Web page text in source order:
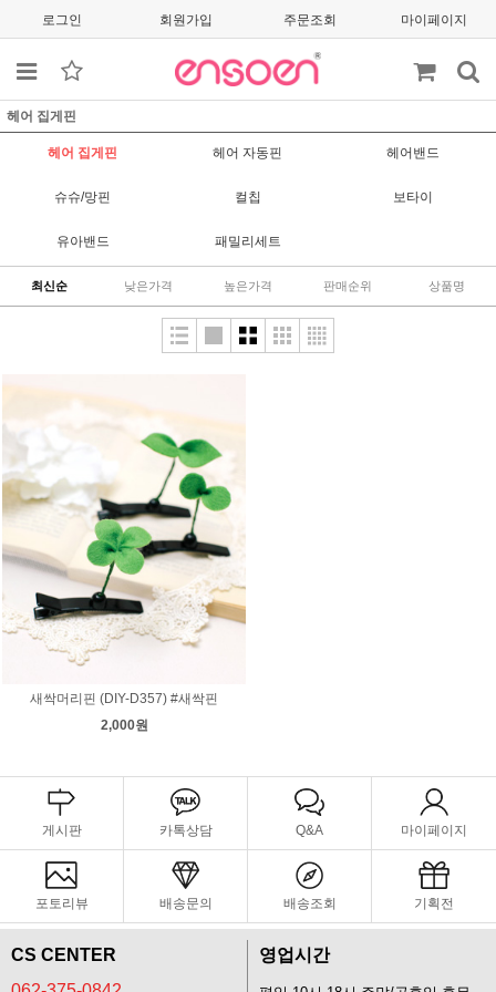
로그인 회원가입 주문조회 마이페이지
헤어 집게핀
헤어 집게핀 헤어 자동핀 헤어밴드
슈슈/망핀 컬칩 보타이
유아밴드 패밀리세트
최신순 낮은가격 높은가격 판매순위 상품명
새싹머리핀 (DIY-D357) #새싹핀
2,000원
게시판 카톡상담 Q&A 마이페이지
포토리뷰 배송문의 배송조회 기획전
CS CENTER
영업시간